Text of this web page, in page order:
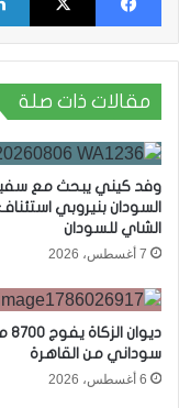
مقالات ذات صلة
وفد كيني يبحث مع
السودان بنيروبي
الشاي للسودان
7 أغسطس، 2026
سوداني من القاهرة
6 أغسطس، 2026